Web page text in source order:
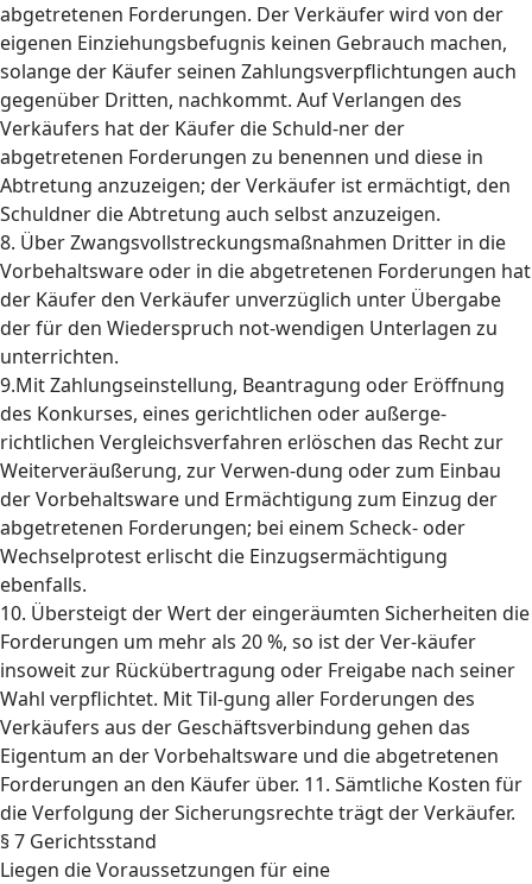
abgetretenen Forderungen. Der Verkäufer wird von der
eigenen Einziehungsbefugnis keinen Gebrauch machen,
solange der Käufer seinen Zahlungsverpflichtungen auch
gegenüber Dritten, nachkommt. Auf Verlangen des
Verkäufers hat der Käufer die Schuld-ner der
abgetretenen Forderungen zu benennen und diese in
Abtretung anzuzeigen; der Verkäufer ist ermächtigt, den
Schuldner die Abtretung auch selbst anzuzeigen.
8. Über Zwangsvollstreckungsmaßnahmen Dritter in die
Vorbehaltsware oder in die abgetretenen Forderungen hat
der Käufer den Verkäufer unverzüglich unter Übergabe
der für den Wiederspruch not-wendigen Unterlagen zu
unterrichten.
9.Mit Zahlungseinstellung, Beantragung oder Eröffnung
des Konkurses, eines gerichtlichen oder außerge-
richtlichen Vergleichsverfahren erlöschen das Recht zur
Weiterveräußerung, zur Verwen-dung oder zum Einbau
der Vorbehaltsware und Ermächtigung zum Einzug der
abgetretenen Forderungen; bei einem Scheck- oder
Wechselprotest erlischt die Einzugsermächtigung
ebenfalls.
10. Übersteigt der Wert der eingeräumten Sicherheiten die
Forderungen um mehr als 20 %, so ist der Ver-käufer
insoweit zur Rückübertragung oder Freigabe nach seiner
Wahl verpflichtet. Mit Til-gung aller Forderungen des
Verkäufers aus der Geschäftsverbindung gehen das
Eigentum an der Vorbehaltsware und die abgetretenen
Forderungen an den Käufer über. 11. Sämtliche Kosten für
die Verfolgung der Sicherungsrechte trägt der Verkäufer.
§ 7 Gerichtsstand
Liegen die Voraussetzungen für eine